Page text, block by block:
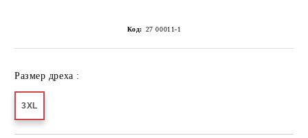
Код: 27 00011-1
Размер дреха :
3XL